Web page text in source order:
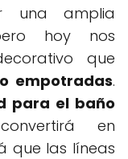
una amplia
hoy nos
que
empotradas.
para el baño
en
que las líneas